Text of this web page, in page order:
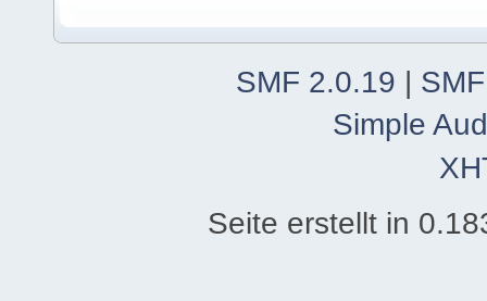
SMF 2.0.19 |
Simple
Seite erstellt in